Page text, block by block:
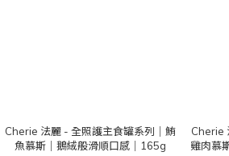
Cherie 法麗 - 全照護主食罐系列｜鮪
魚慕斯｜鵝絨般滑順口感｜165g
Cherie
雞肉慕